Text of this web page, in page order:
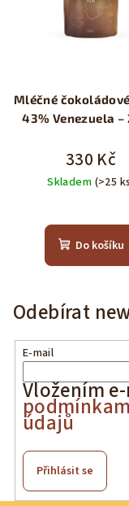
Mléčné
43% Venezuela –
330 Kč
Skladem (>25
Do košíku
Odebírat
E-mail
Vložením
údajů
Přihlásit se